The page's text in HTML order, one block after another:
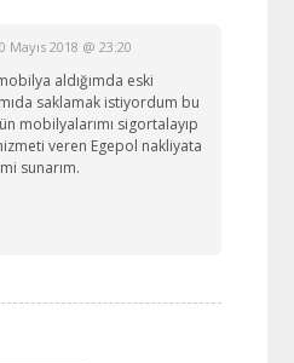
Mayıs 2018 @ 23:20
aldığımda eski
saklamak istiyordum bu
mobilyalarımı sigortalayıp
veren Egepol nakliyata
sunarım.